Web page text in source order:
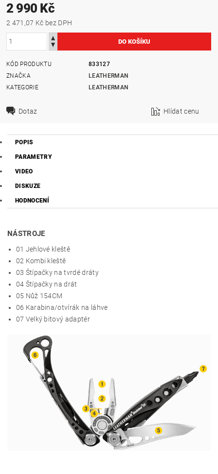
2 990 Kč
2 471,07 Kč bez DPH
KÓD PRODUKTU
833127
ZNAČKA
LEATHERMAN
KATEGORIE
LEATHERMAN
Dotaz Hlídat cenu
POPIS
PARAMETRY
VIDEO
DISKUZE
HODNOCENÍ
NÁSTROJE
01 Jehlové kleště
02 Kombi kleště
03 Štípačky na tvrdé dráty
04 Štípačky na drát
05 Nůž 154CM
06 Karabina/otvírák na láhve
07 Velký bitový adaptér